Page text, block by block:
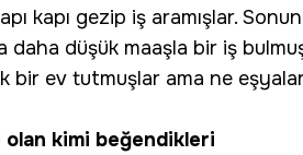
kapı gezip iş aramışlar.
daha düşük maaşla bir iş
bir ev tutmuşlar ama ne
olan kimi beğendikleri